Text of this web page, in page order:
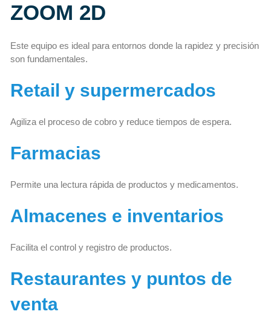
ZOOM 2D
Este equipo es ideal para entornos donde la rapidez y precisión
son fundamentales.
Retail y supermercados
Agiliza el proceso de cobro y reduce tiempos de espera.
Farmacias
Permite una lectura rápida de productos y medicamentos.
Almacenes e inventarios
Facilita el control y registro de productos.
Restaurantes y puntos de
venta